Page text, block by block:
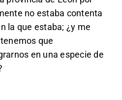
no estaba contenta
la que estaba; ¿y me
que
en una especie de